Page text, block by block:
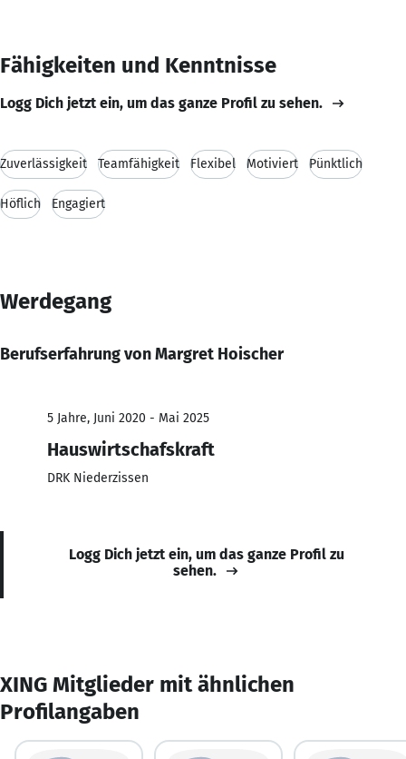
Fähigkeiten und Kenntnisse
Logg Dich jetzt ein, um das ganze Profil zu sehen.
Zuverlässigkeit Teamfähigkeit Flexibel Motiviert Pünktlich
Höflich Engagiert
Werdegang
Berufserfahrung von Margret Hoischer
5 Jahre, Juni 2020 - Mai 2025
Hauswirtschafskraft
DRK Niederzissen
Logg Dich jetzt ein, um das ganze Profil zu
sehen.
XING Mitglieder mit ähnlichen
Profilangaben